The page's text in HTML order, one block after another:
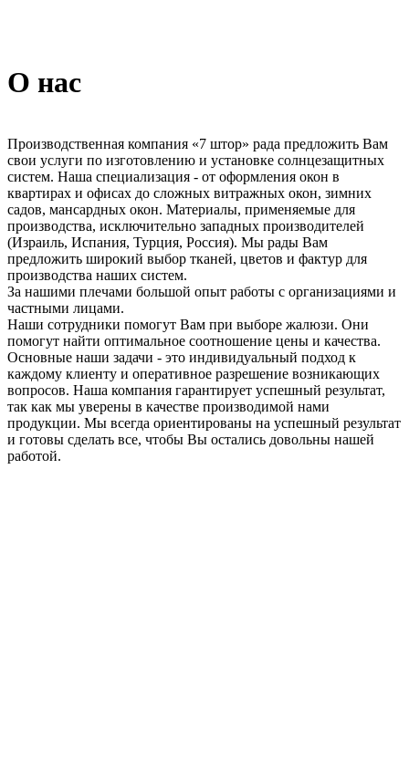
О нас
Производственная компания «7 штор» рада предложить Вам
свои услуги по изготовлению и установке солнцезащитных
систем. Наша специализация - от оформления окон в
квартирах и офисах до сложных витражных окон, зимних
садов, мансардных окон. Материалы, применяемые для
производства, исключительно западных производителей
(Израиль, Испания, Турция, Россия). Мы рады Вам
предложить широкий выбор тканей, цветов и фактур для
производства наших систем.
За нашими плечами большой опыт работы с организациями и
частными лицами.
Наши сотрудники помогут Вам при выборе жалюзи. Они
помогут найти оптимальное соотношение цены и качества.
Основные наши задачи - это индивидуальный подход к
каждому клиенту и оперативное разрешение возникающих
вопросов. Наша компания гарантирует успешный результат,
так как мы уверены в качестве производимой нами
продукции. Мы всегда ориентированы на успешный результат
и готовы сделать все, чтобы Вы остались довольны нашей
работой.